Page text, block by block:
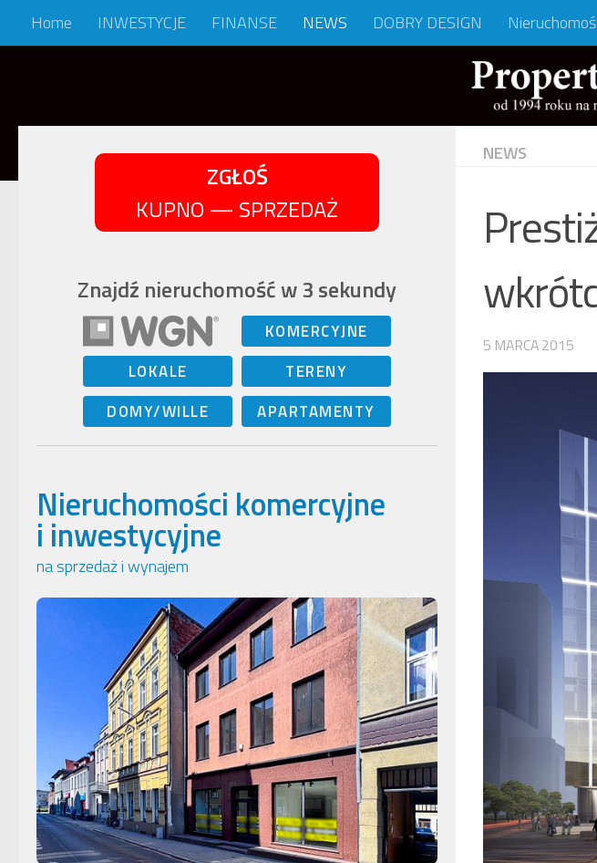
Skip to content
Home INWESTYCJE FINANSE NEWS DOBRY DESIGN
NEWS
5 MARCA 2015
ZGŁOŚ
KUPNO — SPRZEDAŻ
Znajdź nieruchomość w 3 sekundy
KOMERCYJNE
LOKALE
TERENY
DOMY/WILLE
APARTAMENTY
Nieruchomości komercyjne
i inwestycyjne
na sprzedaż i wynajem